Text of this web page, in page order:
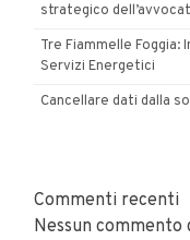
strategico
Tre Fiammelle Foggia:
Servizi Energetici
Cancellare dati dalla
Commenti recenti
Nessun commento